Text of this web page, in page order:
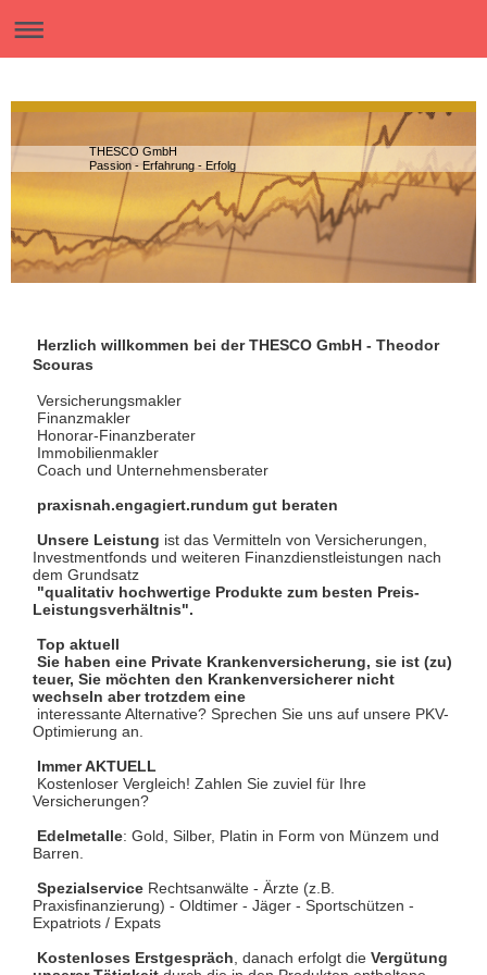
THESCO GmbH
Passion - Erfahrung - Erfolg
Herzlich willkommen bei der THESCO GmbH - Theodor
Scouras
Versicherungsmakler
Finanzmakler
Honorar-Finanzberater
Immobilienmakler
Coach und Unternehmensberater
praxisnah.engagiert.rundum gut beraten
Unsere Leistung ist das Vermitteln von Versicherungen,
Investmentfonds und weiteren Finanzdienstleistungen nach
dem Grundsatz
"qualitativ hochwertige Produkte zum besten Preis-
Leistungsverhältnis".
Top aktuell
Sie haben eine Private Krankenversicherung, sie ist (zu)
teuer, Sie möchten den Krankenversicherer nicht
wechseln aber trotzdem eine
interessante Alternative? Sprechen Sie uns auf unsere PKV-
Optimierung an.
Immer AKTUELL
Kostenloser Vergleich! Zahlen Sie zuviel für Ihre
Versicherungen?
Edelmetalle: Gold, Silber, Platin in Form von Münzem und
Barren.
Spezialservice Rechtsanwälte - Ärzte (z.B.
Praxisfinanzierung) - Oldtimer - Jäger - Sportschützen -
Expatriots / Expats
Kostenloses Erstgespräch, danach erfolgt die Vergütung